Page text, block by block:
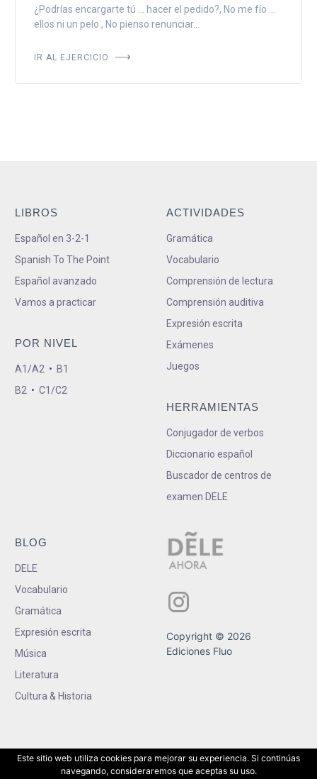
¿Podrías encargarte tú ... hacer el pedido?, No me fío ...
ellos ni un pelo., No pienso renunciar...
IR AL EJERCICIO
LIBROS
Español en 3-2-1
Spanish To The Point
Español avanzado
Vamos a practicar
POR NIVEL
A1/A2 • B1
B2 • C1/C2
ACTIVIDADES
Gramática
Vocabulario
Comprensión de lectura
Comprensión auditiva
Expresión escrita
Exámenes
Juegos
HERRAMIENTAS
Conjugador de verbos
Diccionario español
Buscador de centros de
examen DELE
BLOG
DELE
Vocabulario
Gramática
Expresión escrita
Música
Literatura
Cultura & Historia
Copyright © 2026
Ediciones Fluo
Este sitio web utiliza cookies para mejorar su experiencia. Si continúas
navegando, consideraremos que aceptas su uso.